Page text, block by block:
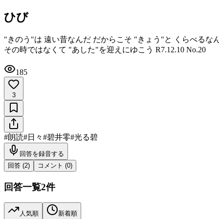
ひび
"きのう"は 遠い昔なんだ だからこそ "きょう"と くらべるな
その時ではなくて "あした"を迎えにゆこう R7.12.10 No.20
185
3
#朗読#日々#碧井零#光る碧
回答を録音する
回答 (2) コメント (0)
回答一覧2件
人気順 新着順